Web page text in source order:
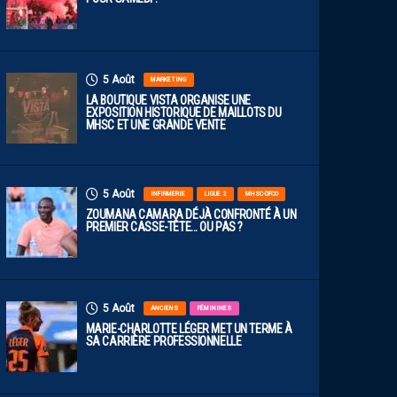
5 Août MARKETING
LA BOUTIQUE VISTA ORGANISE UNE
EXPOSITION HISTORIQUE DE MAILLOTS DU
MHSC ET UNE GRANDE VENTE
5 Août INFIRMERIE LIGUE 2 MHSC-DFCO
ZOUMANA CAMARA DÉJÀ CONFRONTÉ À UN
PREMIER CASSE-TÊTE… OU PAS ?
5 Août ANCIENS FÉMININES
MARIE-CHARLOTTE LÉGER MET UN TERME À
SA CARRIÈRE PROFESSIONNELLE